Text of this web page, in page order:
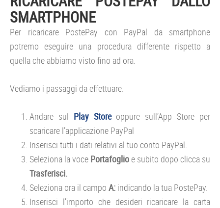
SMARTPHONE
Per ricaricare PostePay con PayPal da smartphone
potremo eseguire una procedura differente rispetto a
quella che abbiamo visto fino ad ora.
Vediamo i passaggi da effettuare.
Andare sul Play Storeoppure sull’App Store per
scaricare l’applicazione PayPal
Inserisci tutti i dati relativi al tuo conto PayPal.
Seleziona la voce Portafoglio e subito dopo clicca su
Trasferisci.
Seleziona ora il campo A: indicando la tua PostePay.
Inserisci l’importo che desideri ricaricare la carta